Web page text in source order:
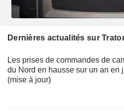
Dernières actualités sur
Les prises de commandes de
du Nord en hausse sur un an en
(mise à jour)